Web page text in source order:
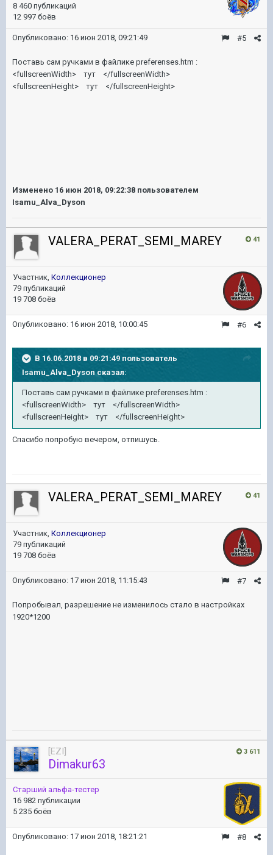
8 460 публикаций
12 997 боёв
#5
Опубликовано: 16 июн 2018, 09:21:49
Поставь сам ручками в файлике preferenses.htm :
<fullscreenWidth> тут </fullscreenWidth>
<fullscreenHeight> тут </fullscreenHeight>
Изменено 16 июн 2018, 09:22:38 пользователем
Isamu_Alva_Dyson
41
VALERA_PERAT_SEMI_MAREY
Участник, Коллекционер
79 публикаций
19 708 боёв
#6
Опубликовано: 16 июн 2018, 10:00:45
В 16.06.2018 в 09:21:49 пользователь
Isamu_Alva_Dysonсказал:
Поставь сам ручками в файлике preferenses.htm :
<fullscreenWidth> тут </fullscreenWidth>
<fullscreenHeight> тут </fullscreenHeight>
Спасибо попробую вечером, отпишусь.
41
VALERA_PERAT_SEMI_MAREY
Участник, Коллекционер
79 публикаций
19 708 боёв
#7
Опубликовано: 17 июн 2018, 11:15:43
Попробывал, разрешение не изменилось стало в настройках
1920*1200
3 611
[EZI]
Dimakur63
Старший альфа-тестер
16 982 публикации
5 235 боёв
#8
Опубликовано: 17 июн 2018, 18:21:21